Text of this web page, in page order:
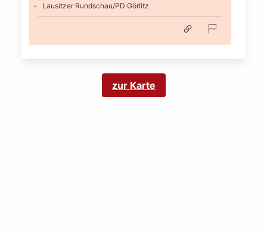
Lausitzer Rundschau/PD Görlitz
zur Karte